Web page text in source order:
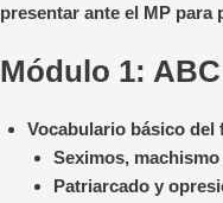
presentar ante el MP
Módulo 1:
Vocabulario básico del
Seximos,
Patriarcado y